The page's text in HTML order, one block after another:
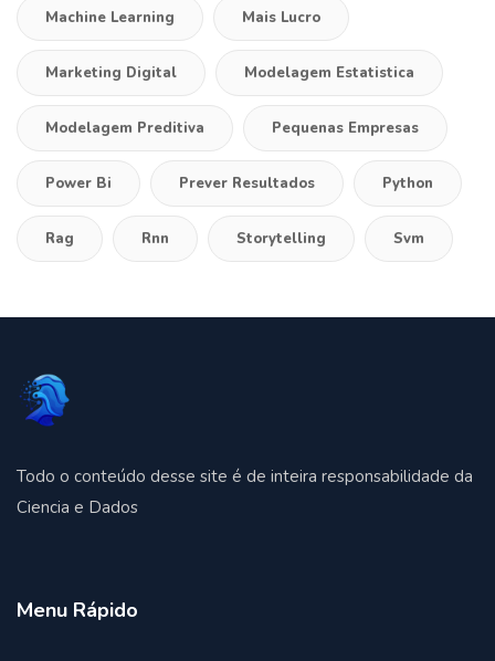
Machine Learning Mais Lucro
Marketing Digital Modelagem Estatistica
Modelagem Preditiva Pequenas Empresas
Power Bi Prever Resultados Python
Rag Rnn Storytelling Svm
Todo o conteúdo desse site é de inteira responsabilidade da
Ciencia e Dados
Menu Rápido